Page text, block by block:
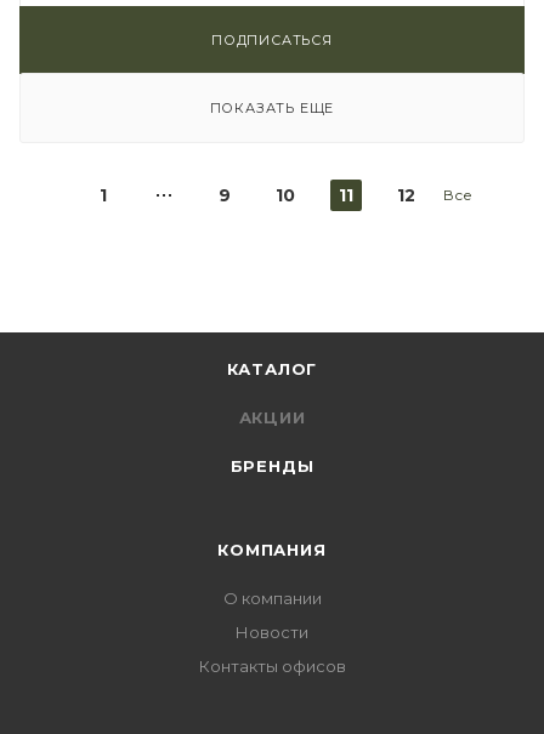
ПОДПИСАТЬСЯ
ПОКАЗАТЬ ЕЩЕ
1 9 10 11 12 Все
КАТАЛОГ
АКЦИИ
БРЕНДЫ
КОМПАНИЯ
О компании
Новости
Контакты офисов